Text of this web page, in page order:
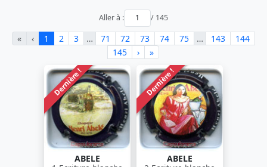
Aller à : / 145
« ‹ 1 2 3 … 71 72 73 74 75 … 143
144
145
› »
Dernière !
ABELE
Dernière !
ABELE